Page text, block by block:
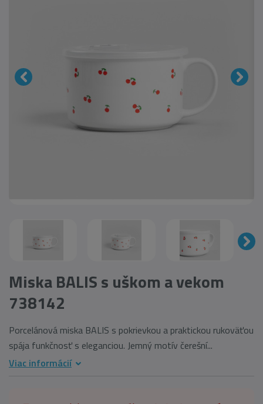
Miska BALIS s uškom a vekom
738142
Porcelánová miska BALIS s pokrievkou a praktickou rukoväťou
spája funkčnosť s eleganciou. Jemný motív čerešní...
Viac informácií